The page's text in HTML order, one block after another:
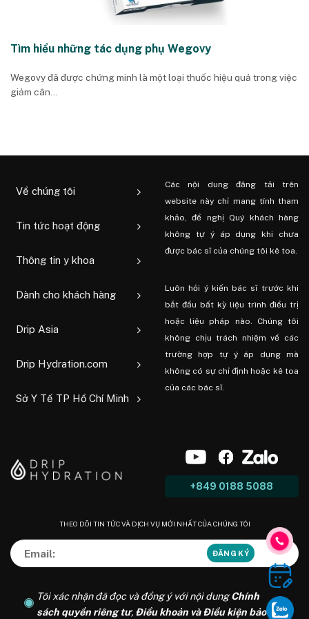
Tìm hiểu những tác dụng phụ Wegovy
Wegovy đã được chứng minh là một loại thuốc hiệu quả trong việc
giảm cân...
Về chúng tôi
Tin tức hoạt động
Thông tin y khoa
Dành cho khách hàng
Drip Asia
Drip Hydration.com
Sở Y Tế TP Hồ Chí Minh
Các nội dung đăng tải trên
website này chỉ mang tính tham
khảo, đề nghị Quý khách hàng
không tự ý áp dụng khi chưa
được bác sĩ của chúng tôi kê toa.
Luôn hỏi ý kiến ​​bác sĩ trước khi
bắt đầu bất kỳ liệu trình điều trị
hoặc liệu pháp nào. Chúng tôi
không chịu trách nhiệm về các
trường hợp tự ý áp dụng mà
không có sự chỉ định hoặc kê toa
của các bác sĩ.
+849 0188 5088
THEO DÕI TIN TỨC VÀ DỊCH VỤ MỚI NHẤT CỦA CHÚNG TÔI
Tôi xác nhận đã đọc và đồng ý với nội dungChính
sách quyền riêng tư, Điều khoản và Điều kiện bảo